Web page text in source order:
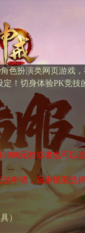
色扮演类网页游戏
！切身体验PK竞技
元档或者也可以
申请，玩家慎重选
）